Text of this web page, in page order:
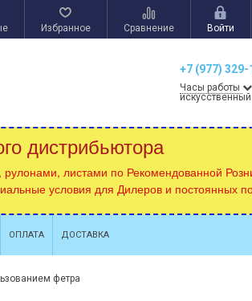
Избранное Сравнение Войти
+7 (977)
Часы работы
дистрибьютора
листами по Рекомендованной
условия для Дилеров и постоянных
ОПЛАТА ДОСТАВКА
фетра